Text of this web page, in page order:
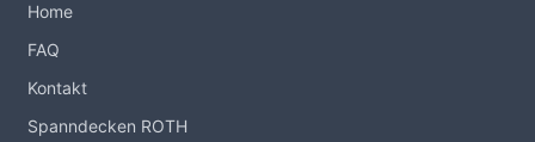
Home
FAQ
Kontakt
Spanndecken ROTH